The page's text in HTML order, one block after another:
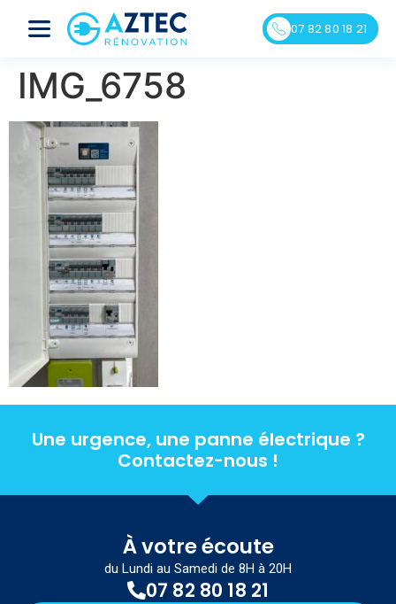
07 82 80 18 21
IMG_6758
Une urgence, une panne électrique ?
Contactez-nous !
À votre écoute
du Lundi au Samedi de 8H à 20H
07 82 80 18 21